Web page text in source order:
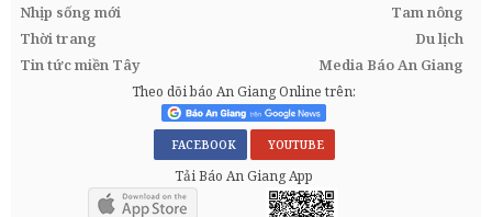
Nhịp sống mới
Tam nông
Thời trang
Du lịch
Tin tức miền Tây
Media Báo An Giang
Theo dõi báo An Giang Online trên:
FACEBOOK YOUTUBE
Tải Báo An Giang App